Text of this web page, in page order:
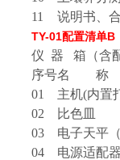
11
说明书、
TY-01配置清单B
仪 器 箱（含
序号名 称
01
主机(内置
02
比色皿
03
电子天平（
04
电源适配器